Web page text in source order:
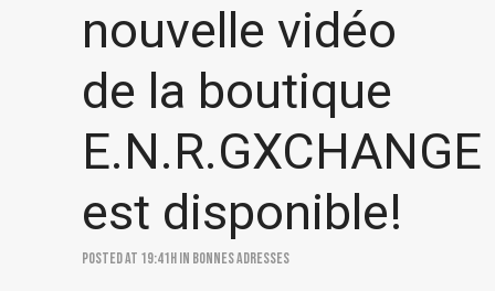
nouvelle vidéo
de la boutique
E.N.R.GXCHANGE
est disponible!
Posted at 19:41hin Bonnes adresses